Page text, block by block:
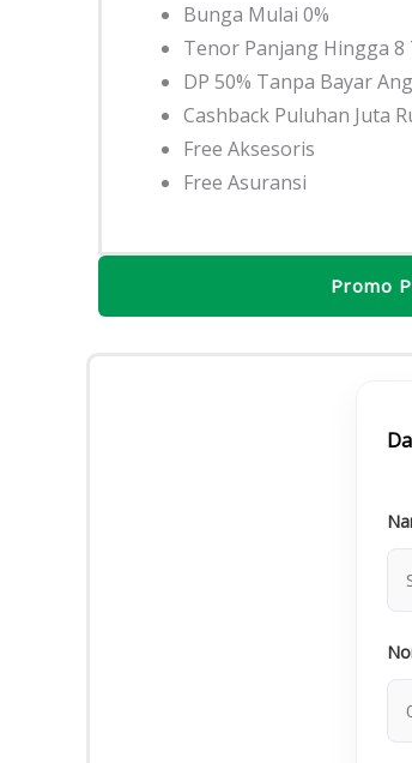
Bunga Mulai 0%
Tenor Panjang Hingga 8
DP 50% Tanpa Bayar
Cashback Puluhan Juta
Free Aksesoris
Free Asuransi
Promo